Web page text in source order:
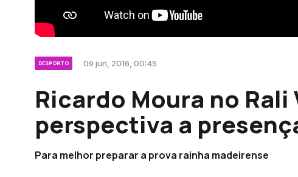
DESPORTO 09 jun, 2016, 00:45
Ricardo Moura no
perspectiva a
Para melhor preparar a prova rainha madeirense